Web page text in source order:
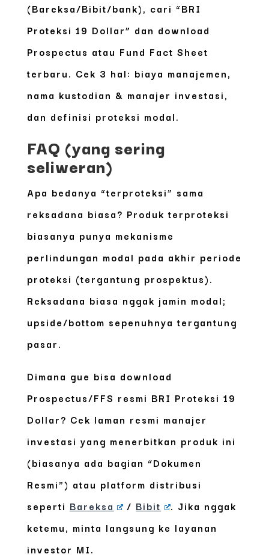
(Bareksa/Bibit/bank), cari “BRI
Proteksi 19 Dollar” dan download
Prospectus atau Fund Fact Sheet
terbaru. Cek 3 hal: biaya manajemen,
nama kustodian & manajer investasi,
dan definisi proteksi modal.
FAQ (yang sering
seliweran)
Apa bedanya “terproteksi” sama
reksadana biasa? Produk terproteksi
biasanya punya mekanisme
perlindungan modal pada akhir periode
proteksi (tergantung prospektus).
Reksadana biasa nggak jamin modal;
upside/bottom sepenuhnya tergantung
pasar.
Dimana gue bisa download
Prospectus/FFS resmi BRI Proteksi 19
Dollar? Cek laman resmi manajer
investasi yang menerbitkan produk ini
(biasanya ada bagian “Dokumen
Resmi”) atau platform distribusi
seperti Bareksa / Bibit
. Jika nggak
ketemu, minta langsung ke layanan
investor MI.